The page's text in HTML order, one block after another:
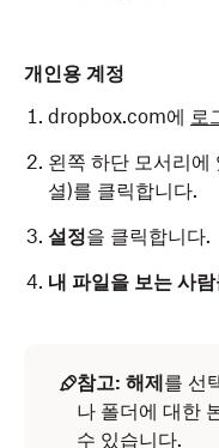
개인용 계정
dropbox.com에 로
왼쪽 하단 모서리에
셜)를 클릭합니다.
설정을 클릭합니다.
내 파일을 보는 사
참고: 해제를 선
나 폴더에 대한
수 있습니다.